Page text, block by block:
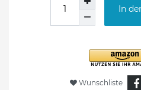
In
Wunschliste